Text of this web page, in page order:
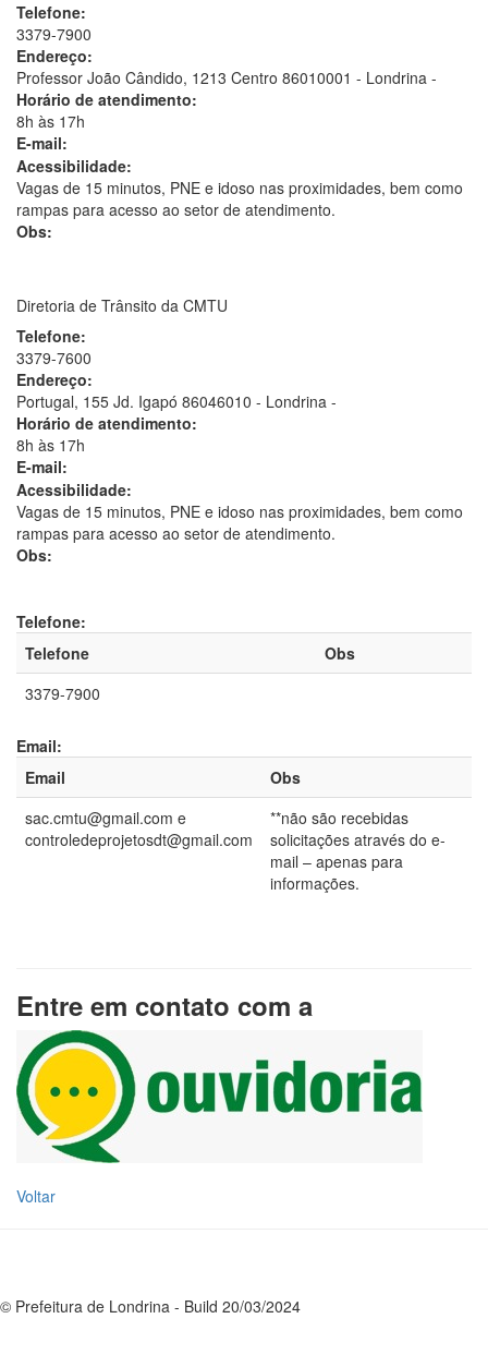
Telefone:
3379-7900
Endereço:
Professor João Cândido, 1213 Centro 86010001 - Londrina -
Horário de atendimento:
8h às 17h
E-mail:
Acessibilidade:
Vagas de 15 minutos, PNE e idoso nas proximidades, bem como
rampas para acesso ao setor de atendimento.
Obs:
Diretoria de Trânsito da CMTU
Telefone:
3379-7600
Endereço:
Portugal, 155 Jd. Igapó 86046010 - Londrina -
Horário de atendimento:
8h às 17h
E-mail:
Acessibilidade:
Vagas de 15 minutos, PNE e idoso nas proximidades, bem como
rampas para acesso ao setor de atendimento.
Obs:
Telefone:
Telefone
Obs
3379-7900
Email:
Email
Obs
sac.cmtu@gmail.com e
controledeprojetosdt@gmail.com
**não são recebidas
solicitações através do e-
mail – apenas para
informações.
Entre em contato com a
Voltar
© Prefeitura de Londrina - Build 20/03/2024